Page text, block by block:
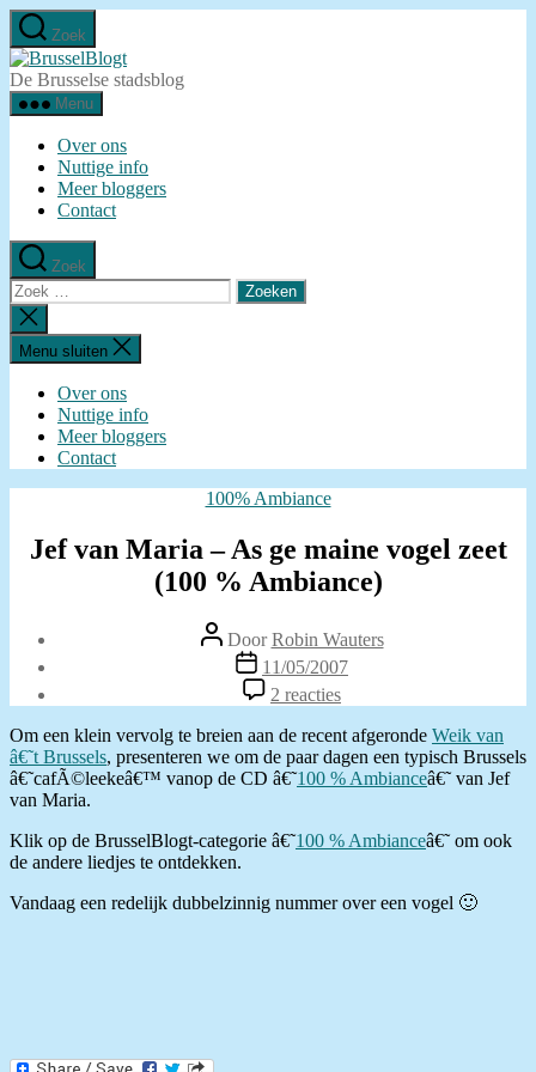
Ga
naar
de
inhoud
Zoek
BrusselBlogt
De Brusselse stadsblog
Menu
Over ons
Nuttige info
Meer bloggers
Contact
Zoek
Zoeken
naar:
Zoeken
sluiten
Menu sluiten
Over ons
Nuttige info
Meer bloggers
Contact
Categorieën
100% Ambiance
Jef van Maria – As ge maine vogel zeet
(100 % Ambiance)
Berichtauteur
DoorRobin Wauters
Berichtdatum
11/05/2007
2 reacties
Jef
van
Maria
–
maine
(100
Om een klein vervolg te breien aan de recent afgeronde Weik van
â€˜t Brussels, presenteren we om de paar dagen een typisch Brussels
â€˜cafÃ©leekeâ€™ vanop de CD â€˜100 % Ambianceâ€˜ van Jef
van Maria.
Klik op de BrusselBlogt-categorie â€˜100 % Ambianceâ€˜ om ook
de andere liedjes te ontdekken.
Vandaag een redelijk dubbelzinnig nummer over een vogel 🙂